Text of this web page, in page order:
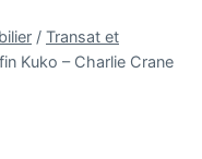
/ Transat et
Kuko – Charlie Crane